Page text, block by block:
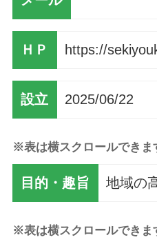
ＨＰ https://
設立 2025/06/22
※表は横スクロールできま
目的・趣旨 地域の
※表は横スクロールできま